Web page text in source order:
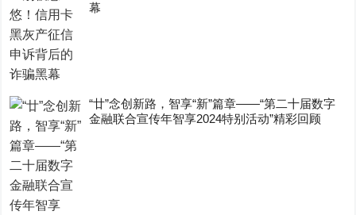
幕
“廿”念创新路，智享“新”篇章——“第二十届数字
金融联合宣传年智享2024特别活动”精彩回顾